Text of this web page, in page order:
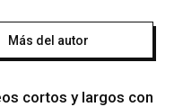
Más del autor
cortos y largos con